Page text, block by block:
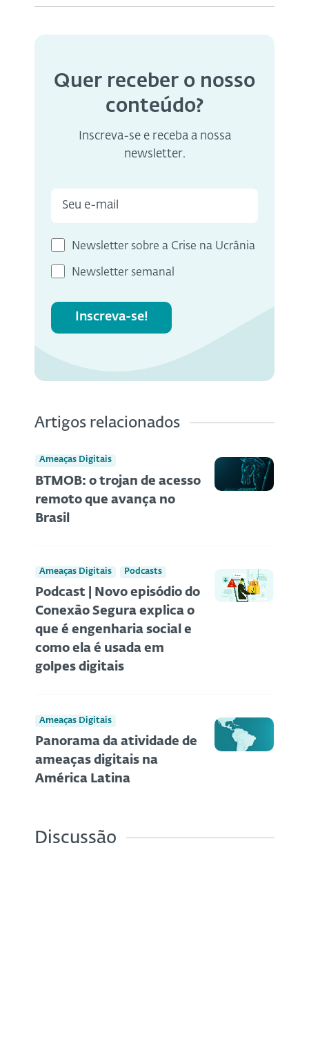
Quer receber o nosso
conteúdo?
Inscreva-se e receba a nossa
newsletter.
Newsletter sobre a Crise na Ucrânia
Newsletter semanal
Inscreva-se!
Artigos relacionados
Ameaças Digitais
BTMOB: o trojan de acesso
remoto que avança no
Brasil
Ameaças Digitais Podcasts
Podcast | Novo episódio do
Conexão Segura explica o
que é engenharia social e
como ela é usada em
golpes digitais
Ameaças Digitais
Panorama da atividade de
ameaças digitais na
América Latina
Discussão